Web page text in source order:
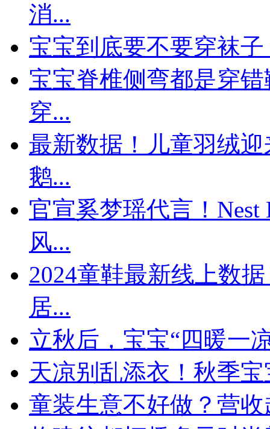
消...
宝宝到底要不要穿袜
宝宝脊椎侧弯都是穿
穿...
最新数据！儿童羽绒
鹅...
官宣奚梦瑶代言！Nest
风...
​2024童鞋最新线上数
居...
立秋后，宝宝“四暖一
天凉别乱添衣！秋季
童装生意不好做？营